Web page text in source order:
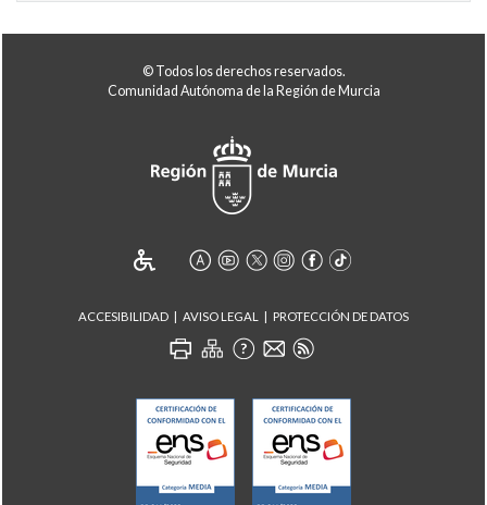
© Todos los derechos reservados.
Comunidad Autónoma de la Región de Murcia
ACCESIBILIDAD AVISO LEGAL PROTECCIÓN DE DATOS